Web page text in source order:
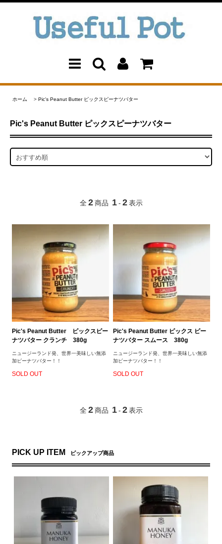
ホーム > Pic's Peanut Butter ピックスピーナツバター
Pic's Peanut Butter ピックスピーナツバター
全 2 商品 1 - 2 表示
Pic's Peanut Butter ピックスピー
ナツバター クランチ 380g
ニュージーランド発、世界一美味しい無添
加ピーナツバター！！
SOLD OUT
Pic's Peanut Butter ピックス ピー
ナツバター スムース 380g
ニュージーランド発、世界一美味しい無添
加ピーナツバター！！
SOLD OUT
全 2 商品 1 - 2 表示
PICK UP ITEM ピックアップ商品